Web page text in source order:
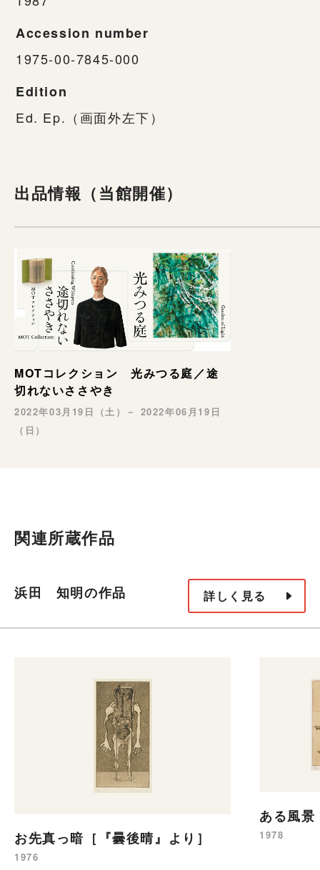
Accession number
1975-00-7845-000
Edition
Ed. Ep.（画面外左下）
出品情報（当館開催）
MOTコレクション 光みつる庭／途
切れないささやき
2022年03月19日（土）－ 2022年06月19日
（日）
関連所蔵作品
浜田 知明の作品 詳しく見る
お先真っ暗［『曇後晴』より］
1976
ある風景
1978